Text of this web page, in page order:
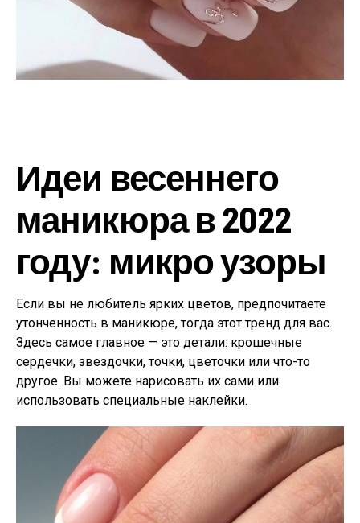
Идеи весеннего
маникюра в 2022
году: микро узоры
Если вы не любитель ярких цветов, предпочитаете
утонченность в маникюре, тогда этот тренд для вас.
Здесь самое главное — это детали: крошечные
сердечки, звездочки, точки, цветочки или что-то
другое. Вы можете нарисовать их сами или
использовать специальные наклейки.